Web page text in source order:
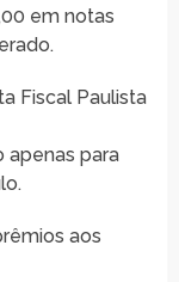
em notas
Fiscal Paulista
apenas para
aos